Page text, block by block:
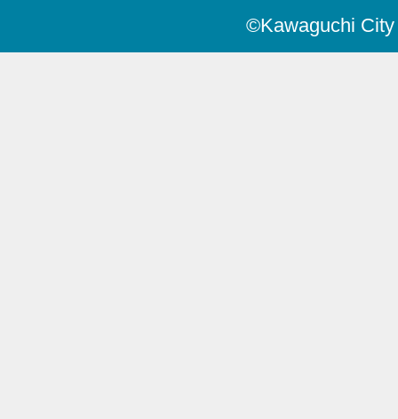
©Kawaguchi City